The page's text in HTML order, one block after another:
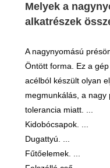
Melyek a
alkatrészek
A nagynyomású
Öntött forma. Ez a
acélból készült olyan
megmunkálás, a nagy
tolerancia miatt. ...
Kidobócsapok. ...
Dugattyú. ...
Fűtőelemek. ...